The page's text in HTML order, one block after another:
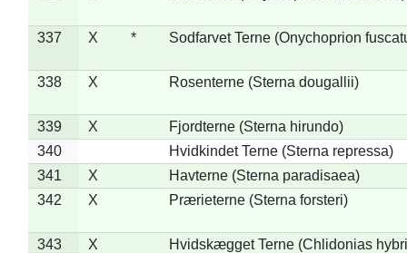
337 X * Sodfarvet Terne (Onychoprion
338 X Rosenterne (Sterna dougallii)
339 X
Fjordterne (Sterna hirundo)
340
Hvidkindet Terne (Sterna repressa)
341
X
Havterne (Sterna paradisaea)
342
X Prærieterne (Sterna forsteri)
343 X
Hvidskægget Terne (Chlidonias